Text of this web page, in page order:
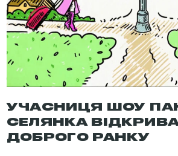
УЧАСНИЦЯ ШОУ
СЕЛЯНКА
ДОБРОГО РАНКУ